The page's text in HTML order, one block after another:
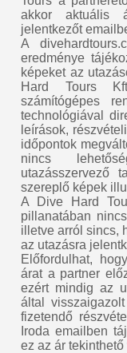
akkor aktuális
jelentkezőt
A
eredménye
képeket az
Hard Tours
számítógépes
technológiával
leírások,
időpontok
nincs
utazásszervező
szereplő képek
A Dive Hard
pillanatában
illetve arról sincs,
az utazásra
Előfordulhat,
árat a partner
ezért mindig az
által
fizetendő
Iroda emailben
ez az ár